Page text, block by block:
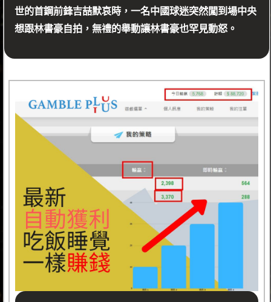
世的首鋼前鋒吉喆默哀時，一名中國球迷突然闖到場中央
想跟林書豪自拍，無禮的舉動讓林書豪也罕見動怒。